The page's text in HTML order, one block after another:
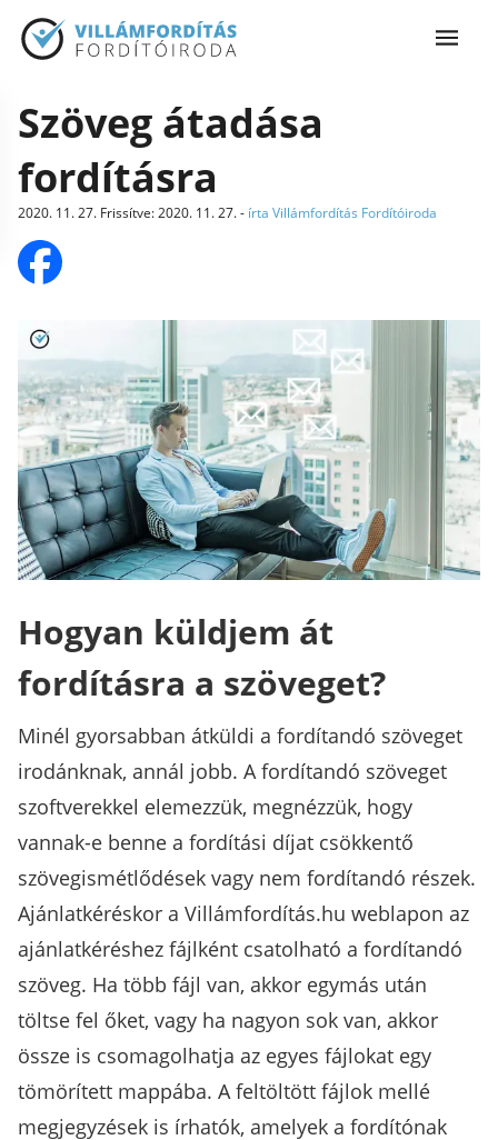
Szöveg átadása
fordításra
2020. 11. 27. Frissítve:2020. 11. 27.- írta Villámfordítás Fordítóiroda
Hogyan küldjem át
fordításra a szöveget?
Minél gyorsabban átküldi a fordítandó szöveget
irodánknak, annál jobb. A fordítandó szöveget
szoftverekkel elemezzük, megnézzük, hogy
vannak-e benne a fordítási díjat csökkentő
szövegismétlődések vagy nem fordítandó részek.
Ajánlatkéréskor a Villámfordítás.hu weblapon az
ajánlatkéréshez fájlként csatolható a fordítandó
szöveg. Ha több fájl van, akkor egymás után
töltse fel őket, vagy ha nagyon sok van, akkor
össze is csomagolhatja az egyes fájlokat egy
tömörített mappába. A feltöltött fájlok mellé
megjegyzések is írhatók, amelyek a fordítónak